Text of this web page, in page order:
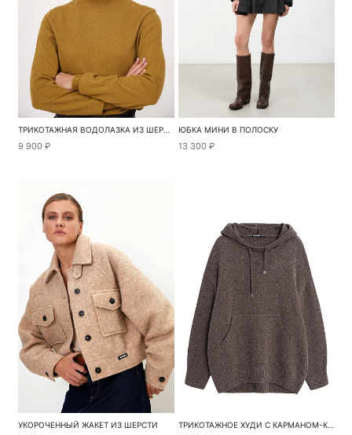
ТРИКОТАЖНАЯ ВОДОЛАЗКА ИЗ ШЕРСТИ
9 900 ₽
ЮБКА МИНИ В ПОЛОСКУ
13 300 ₽
УКОРОЧЕННЫЙ ЖАКЕТ ИЗ ШЕРСТИ ТРИКОТАЖНОЕ ХУДИ С КАРМАНОМ-КЕНГУРУ